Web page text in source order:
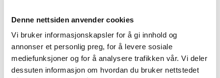
Denne nettsiden anvender cookies
Vi bruker informasjonskapsler for å gi innhold og
annonser et personlig preg, for å levere sosiale
mediefunksjoner og for å analysere trafikken vår. Vi deler
dessuten informasjon om hvordan du bruker nettstedet